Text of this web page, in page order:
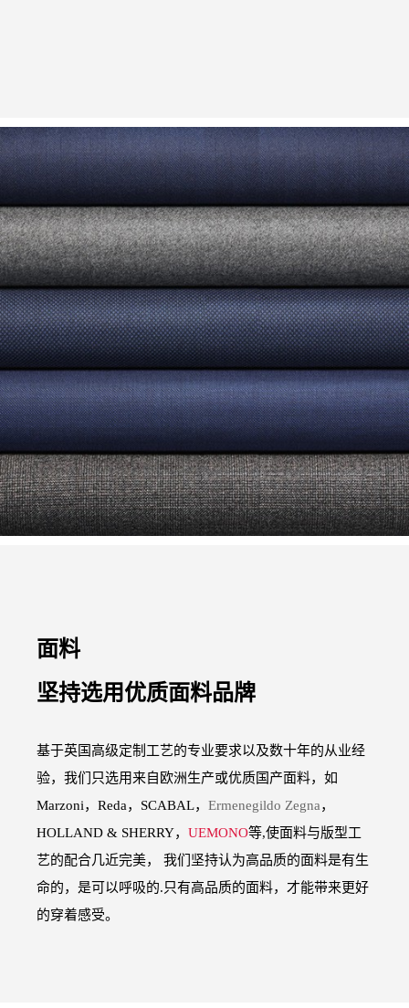
面料
坚持选用优质面料品牌
基于英国高级定制工艺的专业要求以及数十年的从业经
验，我们只选用来自欧洲生产或优质国产面料，如
Marzoni，Reda，SCABAL， Ermenegildo Zegna，
HOLLAND & SHERRY， UEMONO等,使面料与版型工
艺的配合几近完美， 我们坚持认为高品质的面料是有生
命的，是可以呼吸的.只有高品质的面料，才能带来更好
的穿着感受。